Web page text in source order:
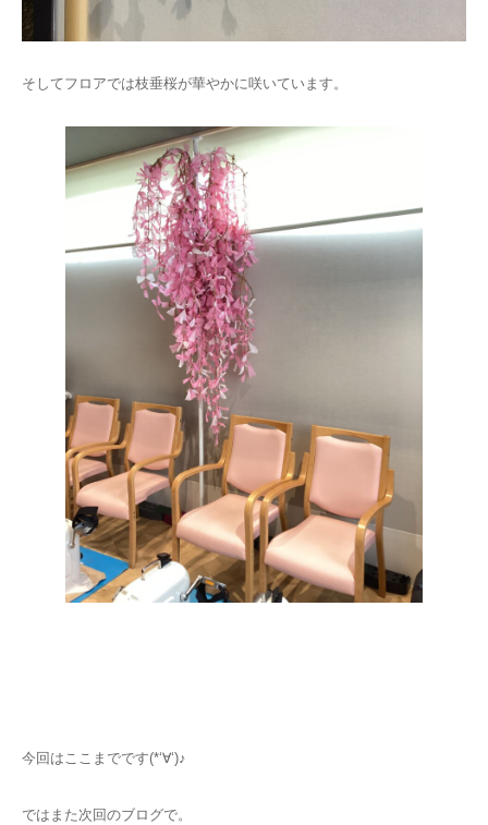
そしてフロアでは枝垂桜が華やかに咲いています。
今回はここまでです(*‘∀‘)♪
ではまた次回のブログで。